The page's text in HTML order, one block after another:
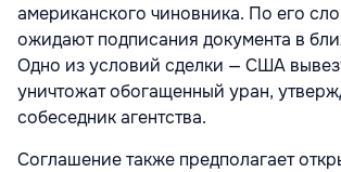
американского чиновника. По его
ожидают подписания документа в
Одно из условий сделки — США
уничтожат обогащенный уран,
собеседник агентства.
Соглашение также предполагает